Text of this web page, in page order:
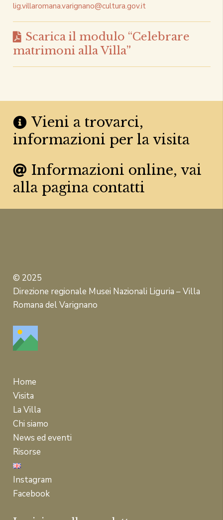
lig.villaromana.varignano@cultura.gov.it
Scarica il modulo “Celebrare
matrimoni alla Villa”
Vieni a trovarci,
informazioni per la visita
Informazioni online, vai
alla pagina contatti
© 2025
Direzione regionale Musei Nazionali Liguria – Villa
Romana del Varignano
Home
Visita
La Villa
Chi siamo
News ed eventi
Risorse
Instagram
Facebook